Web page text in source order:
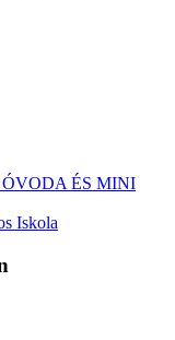
ÉS MINI
Iskola